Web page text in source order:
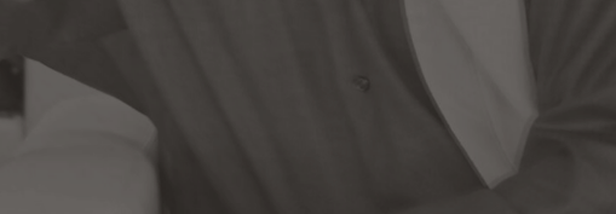
EMIRATES INSTITUTE OF FINANCE
عن معهد الإمارات